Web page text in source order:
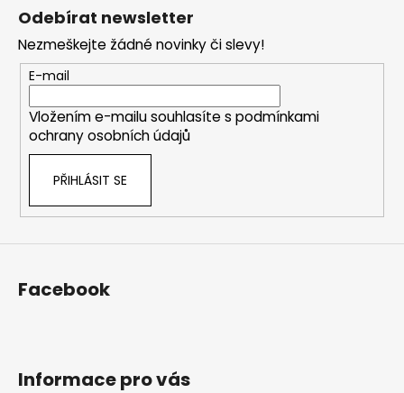
a
c
í
p
r
ý
p
Odebírat newsletter
Nezmeškejte žádné novinky či slevy!
E-mail
Vložením e-mailu souhlasíte s podmínkami
ochrany osobních údajů
PŘIHLÁSIT SE
Facebook
Informace pro vás